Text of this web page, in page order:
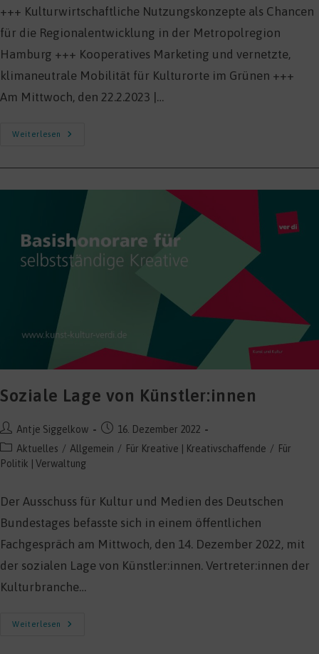
+++ Kulturwirtschaftliche Nutzungskonzepte als Chancen
für die Regionalentwicklung in der Metropolregion
Hamburg +++ Kooperatives Marketing und vernetzte,
klimaneutrale Mobilität für Kulturorte im Grünen +++
Am Mittwoch, den 22.2.2023 |…
Weiterlesen
Digitales
Soziale Lage von Künstler:innen
Beitrags-
Autor:
Antje Siggelkow
Beitrag
veröffentlicht:
16. Dezember 2022
Beitrags-
Kategorie:
Aktuelles / Allgemein / Für Kreative | Kreativschaffende / Für
Politik | Verwaltung
Der Ausschuss für Kultur und Medien des Deutschen
Bundestages befasste sich in einem öffentlichen
Fachgespräch am Mittwoch, den 14. Dezember 2022, mit
der sozialen Lage von Künstler:innen. Vertreter:innen der
Kulturbranche…
Weiterlesen
Soziale